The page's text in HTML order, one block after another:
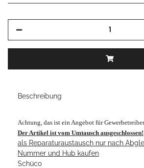
Beschreibung
Achtung, das ist ein Angebot für
Der Artikel ist vom Umtausch ausgeschlossen!
als Reparaturaustausch nur nach
Nummer und Hub kaufen
Schüco